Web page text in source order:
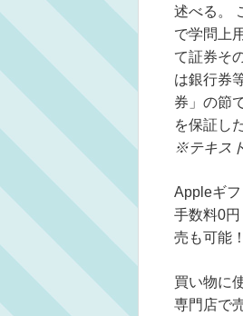
述べる。
で学問上
て証券そ
は銀行券
券」の節
を保証し
※テキス
Appleギ
手数料0
売も可能！
買い物に
専門店で